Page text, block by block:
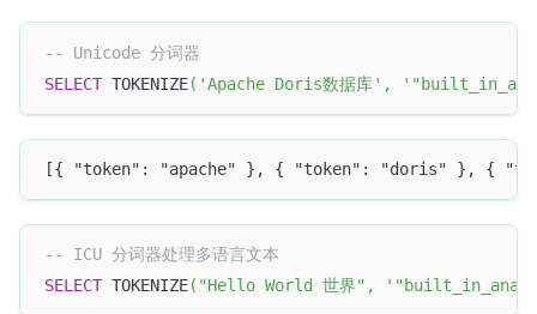
-- Unicode 分词器
SELECT TOKENIZE( 'Apache Doris数据库' ,
[{ "token": "apache" }, { "token": "doris" }, {
-- ICU 分词器处理多语言文本
SELECT TOKENIZE( "Hello World 世界" ,